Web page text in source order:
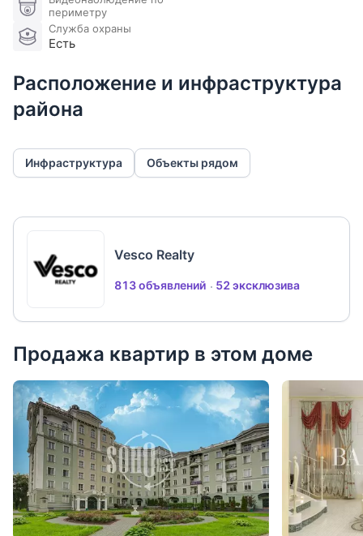
периметру
Служба охраны
Есть
Расположение и инфраструктура
района
Инфраструктура Объекты рядом
Vesco Realty
813 объявлений 52 эксклюзива
Продажа квартир в этом доме